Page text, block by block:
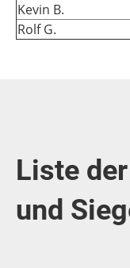
Kevin B.
Rolf G.
Liste
und